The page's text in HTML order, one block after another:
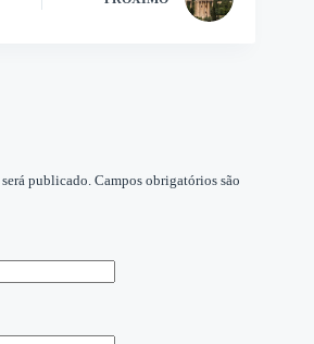
publicado. Campos obrigatórios são